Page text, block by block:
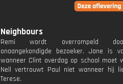
Neighbours
Remi wordt overrompeld
onaangekondigde bezoeker. Jane is
wanneer Clint overdag op school moet
Nell vertrouwt Paul niet wanneer hij
Terese.